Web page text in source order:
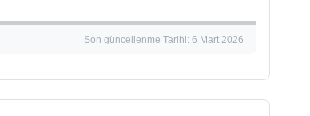
Son güncellenme Tarihi: 6 Mart 2026